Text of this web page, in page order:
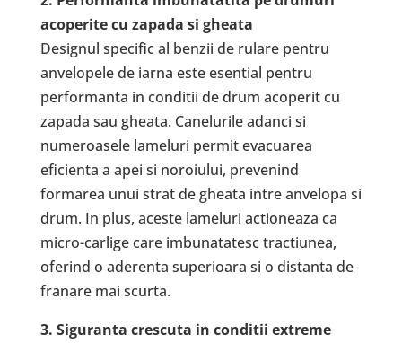
acoperite cu zapada si gheata
Designul specific al benzii de rulare pentru
anvelopele de iarna este esential pentru
performanta in conditii de drum acoperit cu
zapada sau gheata. Canelurile adanci si
numeroasele lameluri permit evacuarea
eficienta a apei si noroiului, prevenind
formarea unui strat de gheata intre anvelopa si
drum. In plus, aceste lameluri actioneaza ca
micro-carlige care imbunatatesc tractiunea,
oferind o aderenta superioara si o distanta de
franare mai scurta.
3. Siguranta crescuta in conditii extreme